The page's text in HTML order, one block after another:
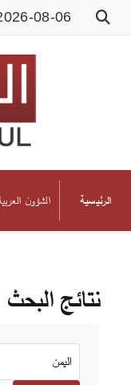
08-06
الرئيسية الشؤون
نتائج البحث